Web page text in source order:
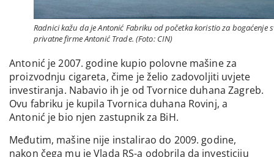
Radnici kažu da je Antonić Fabriku od početka koristio za bogaćenje
privatne firme Antonić Trade. (Foto: CIN)
Antonić je 2007. godine kupio polovne mašine za
proizvodnju cigareta, čime je želio zadovoljiti uvjete
investiranja. Nabavio ih je od Tvornice duhana Zagreb.
Ovu fabriku je kupila Tvornica duhana Rovinj, a
Antonić je bio njen zastupnik za BiH.
Međutim, mašine nije instalirao do 2009. godine,
nakon čega mu je Vlada RS-a odobrila da investiciju